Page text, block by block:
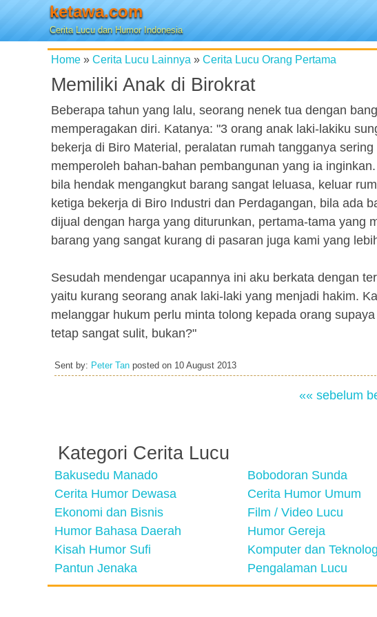
ketawa.com
Cerita Lucu dan Humor Indonesia
Home » Cerita Lucu Lainnya » Cerita Lucu Orang Pertama
Memiliki Anak di Birokrat
Beberapa tahun yang lalu, seorang nenek tua dengan
memperagakan diri. Katanya: "3 orang anak laki-lakiku
bekerja di Biro Material, peralatan rumah tangganya
memperoleh bahan-bahan pembangunan yang ia
bila hendak mengangkut barang sangat leluasa, keluar
ketiga bekerja di Biro Industri dan Perdagangan, bila ada
dijual dengan harga yang diturunkan, pertama-tama yang
barang yang sangat kurang di pasaran juga kami yang
Sesudah mendengar ucapannya ini aku berkata dengan
yaitu kurang seorang anak laki-laki yang menjadi hakim.
melanggar hukum perlu minta tolong kepada orang
tetap sangat sulit, bukan?"
Sent by: Peter Tan posted on 10 August 2013
«« sebelum
Kategori Cerita Lucu
Bakusedu Manado Bobodoran Sunda
Cerita Humor Dewasa
Cerita Humor Umum
Ekonomi dan Bisnis
Film / Video Lucu
Humor Bahasa Daerah
Humor Gereja
Kisah Humor Sufi
Komputer dan
Pantun Jenaka
Pengalaman Lucu